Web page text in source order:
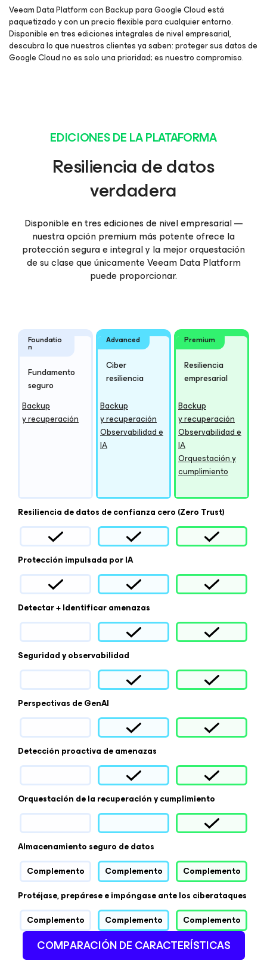
Veeam Data Platform con Backup para Google Cloud está
paquetizado y con un precio flexible para cualquier entorno.
Disponible en tres ediciones integrales de nivel empresarial,
descubra lo que nuestros clientes ya saben: proteger sus datos de
Google Cloud no es solo una prioridad; es nuestro compromiso.
EDICIONES DE LA PLATAFORMA
Resiliencia de datos
verdadera
Disponible en tres ediciones de nivel empresarial —
nuestra opción premium más potente ofrece la
protección segura e integral y la mejor orquestación
de su clase que únicamente Veeam Data Platform
puede proporcionar.
Foundatio
n
Fundamento
seguro
Advanced
Ciber
resiliencia
Premium
Resiliencia
empresarial
Backup
y recuperación
Backup
y recuperación
Observabilidad e
IA
Backup
y recuperación
Observabilidad e
IA
Orquestación y
cumplimiento
Resiliencia de datos de confianza cero (Zero Trust)
Protección impulsada por IA
Detectar + Identificar amenazas
Seguridad y observabilidad
Perspectivas de GenAI
Detección proactiva de amenazas
Orquestación de la recuperación y cumplimiento
Almacenamiento seguro de datos
Complemento
Complemento
Complemento
Protéjase, prepárese e impóngase ante los ciberataques
Complemento
Complemento Complemento
COMPARACIÓN DE CARACTERÍSTICAS